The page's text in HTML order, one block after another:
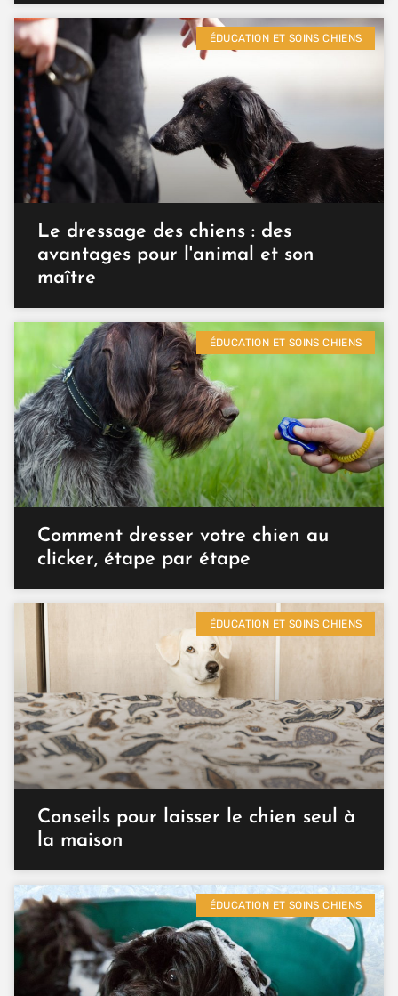
ÉDUCATION ET SOINS CHIENS
Le dressage des chiens : des
avantages pour l'animal et son
maître
ÉDUCATION ET SOINS CHIENS
Comment dresser votre chien au
clicker, étape par étape
ÉDUCATION ET SOINS CHIENS
Conseils pour laisser le chien seul à
la maison
ÉDUCATION ET SOINS CHIENS